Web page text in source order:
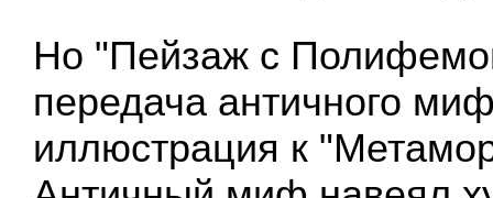
Но "Пейзаж с
передача античного
иллюстрация к